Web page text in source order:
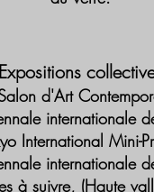
Expositions
d'Art
internationale
International Mini-
internationale
à suivre, (Haute